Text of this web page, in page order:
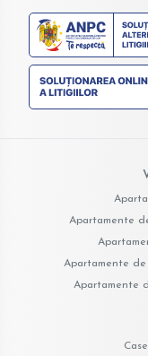
Apartamente
Apartamente de
Apartamente